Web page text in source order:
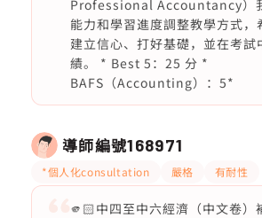
Professional Accountancy）
能力和學習進度調整教學方式，
建立信心、打好基礎，並在考試
績。 * Best 5：25 分 *
BAFS（Accounting）：5*
導師編號168971
*個人化consultation 嚴格 有耐性
🫵🏻中四至中六經濟（中文卷）